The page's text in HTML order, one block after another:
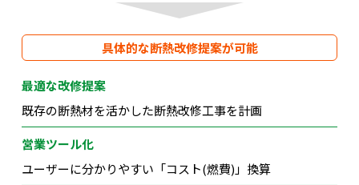
具体的な断熱改修提案が可能
最適な改修提案
既存の断熱材を活かした断熱改修工事を計画
営業ツール化
ユーザーに分かりやすい「コスト(燃費)」換算